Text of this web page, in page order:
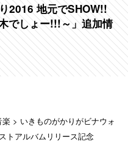
2016 地元でSHOW!!
でしょー!!!～」追加情
楽 > いきものがかりがビナウォ
トアルバムリリース記念